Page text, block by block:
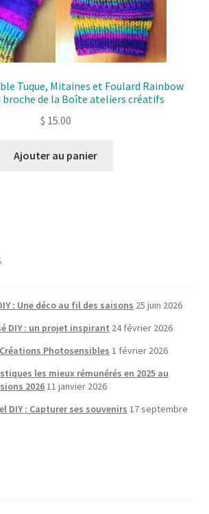
Tuque, Mitaines et Foulard Rainbow
broche de la Boîte ateliers créatifs
$ 15.00
Ajouter au panier
: Une déco au fil des saisons 25 juin 2026
DIY : un projet inspirant 24 février 2026
Photosensibles 1 février 2026
les mieux rémunérés en 2025 au
202611 janvier 2026
DIY : Capturer ses souvenirs 17 septembre